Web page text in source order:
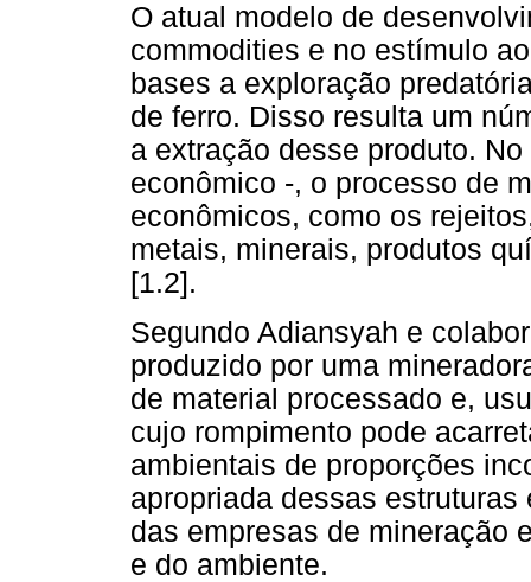
O atual modelo de
commodities e no estímulo
bases a exploração
de ferro. Disso resulta um
a extração desse produto.
econômico -, o processo de
econômicos, como os
metais, minerais, produtos
[1.2].
Segundo Adiansyah e
produzido por uma
de material processado e,
cujo rompimento pode
ambientais de proporções
apropriada dessas
das empresas de mineração
e do ambiente.